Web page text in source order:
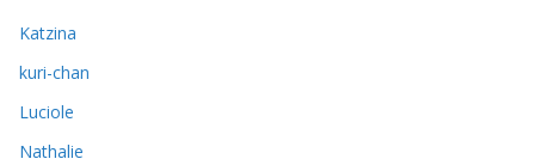
Katzina
kuri-chan
Luciole
Nathalie